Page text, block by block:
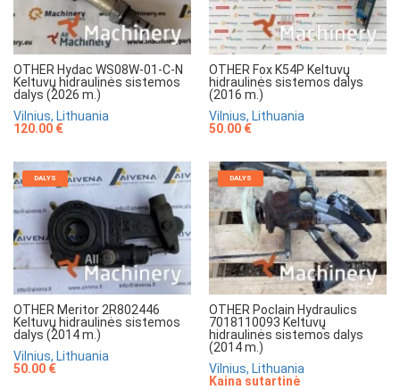
OTHER Hydac WS08W-01-C-N
Keltuvų hidraulinės sistemos
dalys (2026 m.)
Vilnius, Lithuania
120.00 €
OTHER Fox K54P Keltuvų
hidraulinės sistemos dalys
(2016 m.)
Vilnius, Lithuania
50.00 €
DALYS
OTHER Meritor 2R802446
Keltuvų hidraulinės sistemos
dalys (2014 m.)
Vilnius, Lithuania
50.00 €
DALYS
OTHER Poclain Hydraulics
7018110093 Keltuvų
hidraulinės sistemos dalys
(2014 m.)
Vilnius, Lithuania
Kaina sutartinė